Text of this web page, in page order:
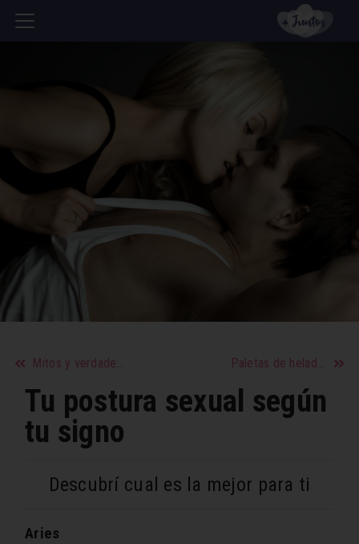
Mitos y verdades sobre el embarazo Paletas de helado détox caseras
Tu postura sexual según
tu signo
Descubrí cual es la mejor para ti
Aries